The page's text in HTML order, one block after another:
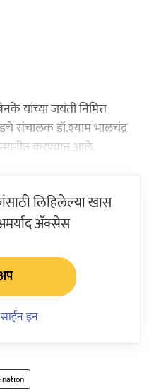
यांच्या जयंती निमित्त
संचालक डॉ.श्याम भालचंद्र
करण्यात आले.
लिहिलेल्या खास
ॲक्सेस
साईन इन